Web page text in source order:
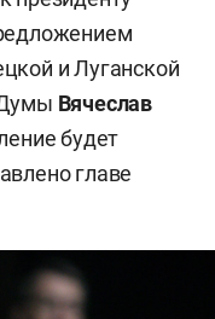
и Луганской
Вячеслав
будет
главе